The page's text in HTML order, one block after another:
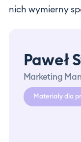
nich wymierny
Paweł
Marketing
Materiały dla